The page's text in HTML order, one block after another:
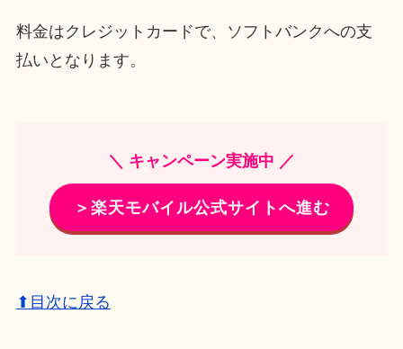
料金はクレジットカードで、ソフトバンクへの支
払いとなります。
＼ キャンペーン実施中 ／
＞楽天モバイル公式サイトへ進む
⬆目次に戻る